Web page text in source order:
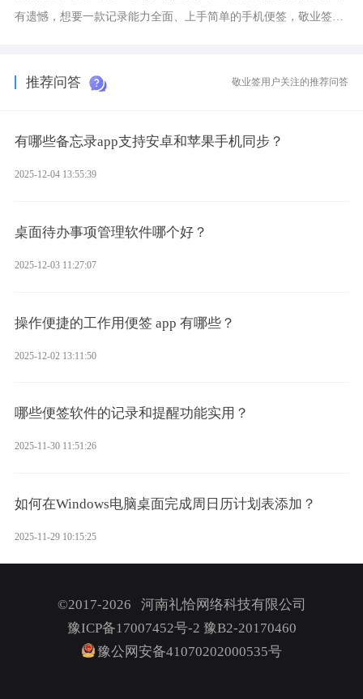
有遗憾，想要一款记录能力全面、上手简单的手机便签，敬业签是
推荐问答 敬业签用户关注的推荐问答
有哪些备忘录app支持安卓和苹果手机同步？
2025-12-04 13:55:39
桌面待办事项管理软件哪个好？
2025-12-03 11:27:07
操作便捷的工作用便签 app 有哪些？
2025-12-02 13:11:50
哪些便签软件的记录和提醒功能实用？
2025-11-30 11:51:26
如何在Windows电脑桌面完成周日历计划表添加？
2025-11-29 10:15:25
©2017-2026 河南礼恰网络科技有限公司
豫ICP备17007452号-2 豫B2-20170460
豫公网安备41070202000535号